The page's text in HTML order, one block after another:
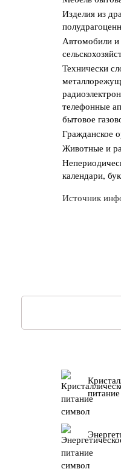
Изделия из
Автомобили и
Технически
телефонные
бытовое
Гражданское
Животные и
календари,
Источник
питание